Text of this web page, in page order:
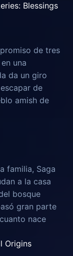
Blessings
de tres
una
da un giro
de
amish de
familia, Saga
a la casa
bosque
gran parte
nace
Origins